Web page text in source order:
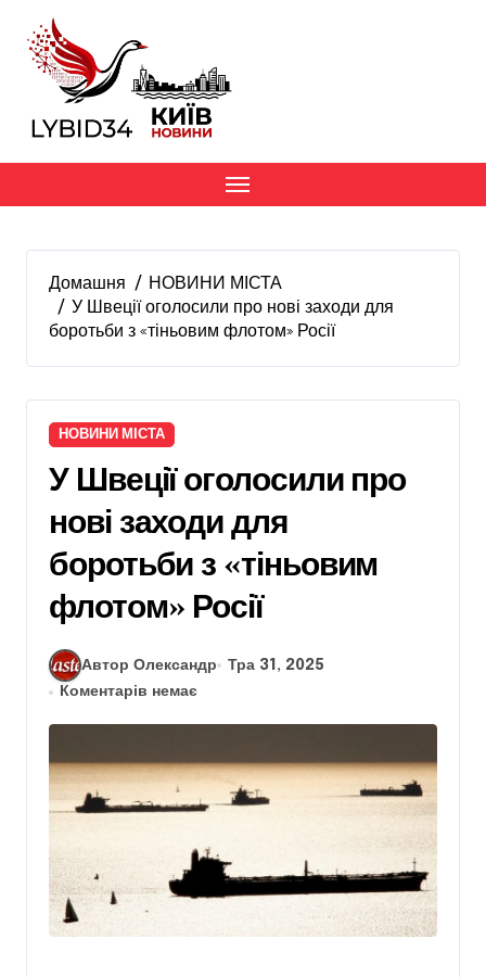
вмісту
Домашня
НОВИНИ МІСТА
У Швеції оголосили про нові заходи для
боротьби з «тіньовим флотом» Росії
НОВИНИ МІСТА
У Швеції оголосили про
нові заходи для
боротьби з «тіньовим
флотом» Росії
Автор Олександр
Тра 31, 2025
Коментарів немає